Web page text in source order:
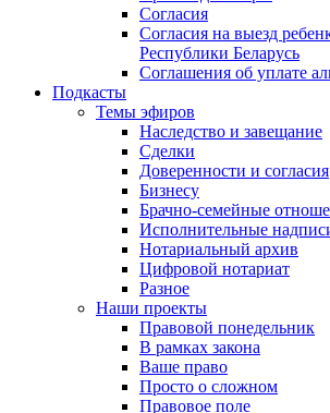
Согласия
Согласия на выезд
Республики Беларусь
Соглашения об уплате
Подкасты
Темы эфиров
Наследство и завещание
Сделки
Доверенности и согласия
Бизнесу
Брачно-семейные
Исполнительные
Нотариальный архив
Цифровой нотариат
Разное
Наши проекты
Правовой понедельник
В рамках закона
Ваше право
Просто о сложном
Правовое поле